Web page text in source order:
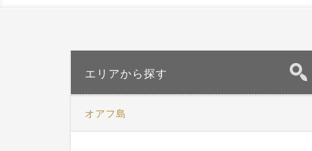
エリアから探す
オアフ島